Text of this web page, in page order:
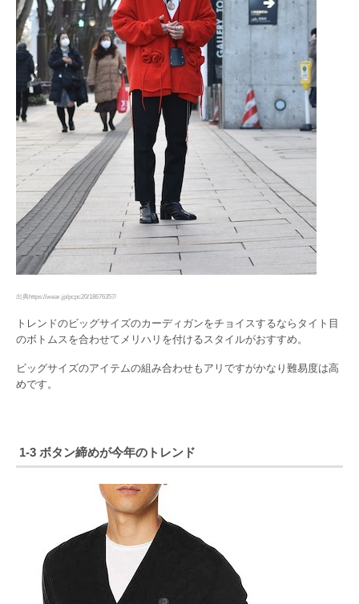
出典https://wear.jp/pcpc20/18676357/
トレンドのビッグサイズのカーディガンをチョイスするならタイト目
のボトムスを合わせてメリハリを付けるスタイルがおすすめ。
ビッグサイズのアイテムの組み合わせもアリですがかなり難易度は高
めです。
1-3 ボタン締めが今年のトレンド